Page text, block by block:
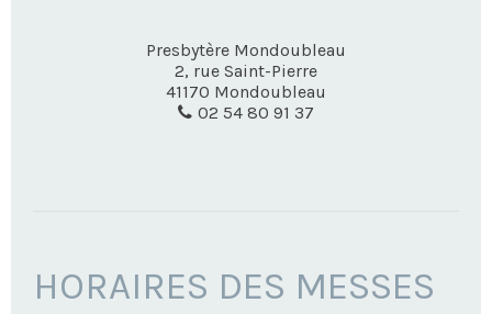
Presbytère Mondoubleau
2, rue Saint-Pierre
41170 Mondoubleau
02 54 80 91 37
HORAIRES DES MESSES